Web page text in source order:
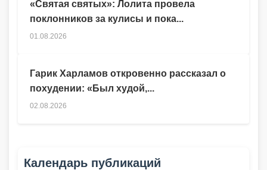
Гарик Харламов откровенно рассказал о
похудении: «Был худой,...
02.08.2026
«Святая святых»: Лолита провела
поклонников за кулисы и пока...
01.08.2026
Календарь публикаций